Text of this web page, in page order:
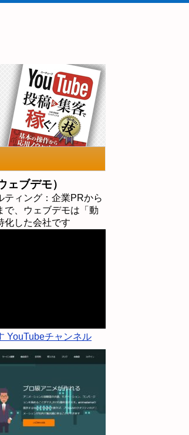
ェブデモ）
ティング：企業PRから
で、ウェブデモは「動
化した会社です
YouTubeチャンネル